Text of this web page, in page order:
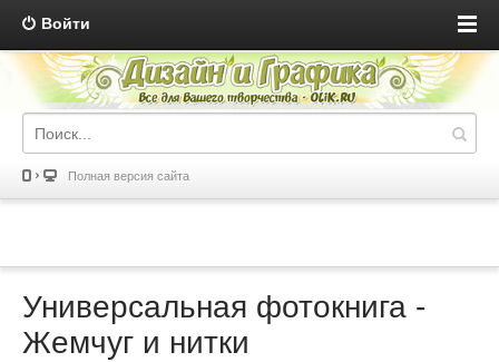
Войти
Полная версия сайта
Универсальная фотокнига -
Жемчуг и нитки